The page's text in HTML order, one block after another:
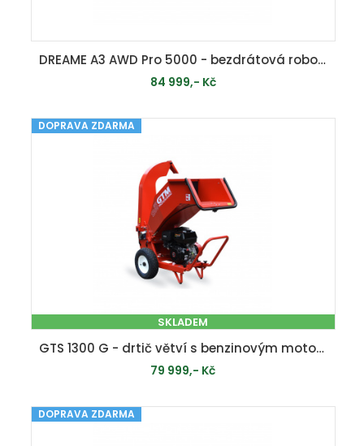
DREAME A3 AWD Pro 5000 - bezdrátová robotická sekačka ( 5000 m2 ) s pohonem všech kol
84 999,- Kč
MOMENTÁLNĚ VYPRODÁNO
DOPRAVA ZDARMA
SKLADEM
GTS 1300 G - drtič větví s benzinovým motorem
79 999,- Kč
DOPRAVA ZDARMA